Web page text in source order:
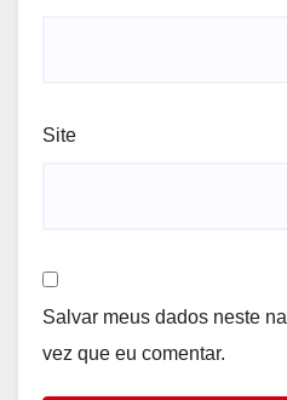
Site
Salvar meus dados neste
vez que eu comentar.